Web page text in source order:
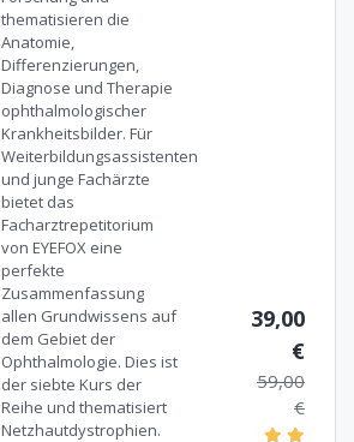
thematisieren die
Anatomie,
Differenzierungen,
Diagnose und Therapie
ophthalmologischer
Krankheitsbilder. Für
Weiterbildungsassistenten
und junge Fachärzte
bietet das
Facharztrepetitorium
von EYEFOX eine
perfekte
Zusammenfassung
allen Grundwissens auf
dem Gebiet der
Ophthalmologie. Dies ist
der siebte Kurs der
Reihe und thematisiert
Netzhautdystrophien.
39,00
€
59,00
€